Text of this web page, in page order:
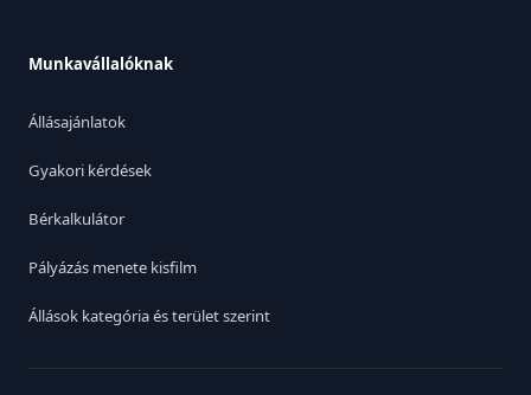
Munkavállalóknak
Állásajánlatok
Gyakori kérdések
Bérkalkulátor
Pályázás menete kisfilm
Állások kategória és terület szerint